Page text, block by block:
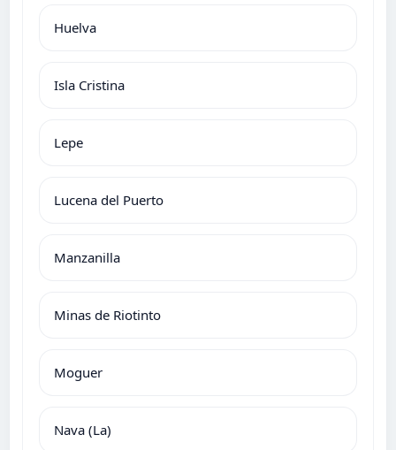
Huelva
Isla Cristina
Lepe
Lucena del Puerto
Manzanilla
Minas de Riotinto
Moguer
Nava (La)